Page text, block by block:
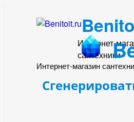
Интернет-
сантехники
Интернет-магазин